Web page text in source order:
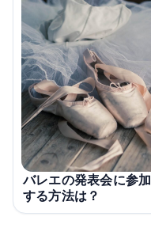
バレエの発表会に参加
する方法は？